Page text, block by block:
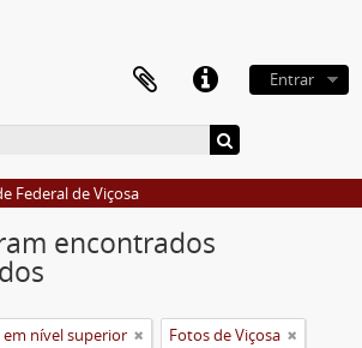
Entrar
Federal de Viçosa
encontrados
nível superior Fotos de Viçosa